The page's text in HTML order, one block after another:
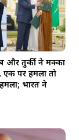
और तुर्की ने मक्का
एक पर हमला तो
भारत ने